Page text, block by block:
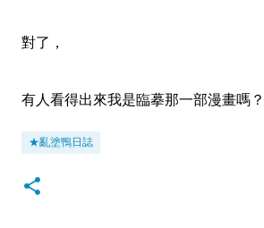
對了，
有人看得出來我是臨摹那一部漫畫嗎
★亂塗鴨日誌